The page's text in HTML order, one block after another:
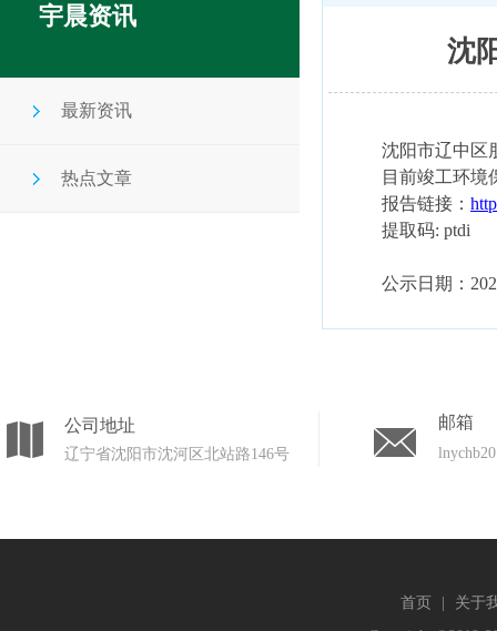
宇晨资讯
最新资讯
热点文章
沈
沈阳市辽中区
目前竣工环境
报告链接：
提取码: ptdi
公示日期：
公司地址
辽宁省沈阳市沈河区北站路146号
邮箱
首页
关于